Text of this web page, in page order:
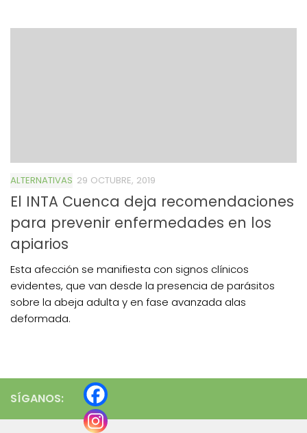
ALTERNATIVAS 29 OCTUBRE, 2019
El INTA Cuenca deja recomendaciones
para prevenir enfermedades en los
apiarios
Esta afección se manifiesta con signos clínicos
evidentes, que van desde la presencia de parásitos
sobre la abeja adulta y en fase avanzada alas
deformada.
SÍGANOS: